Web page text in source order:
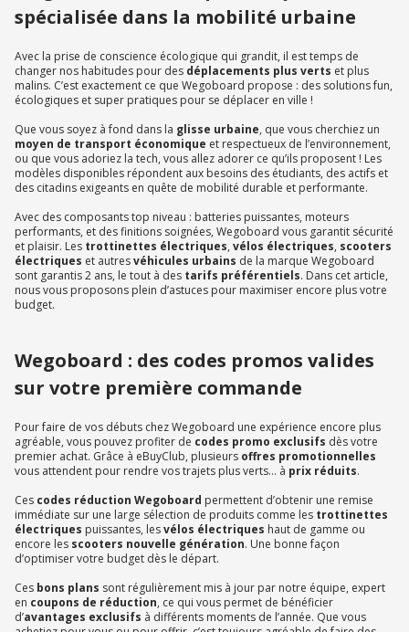
spécialisée dans la mobilité urbaine
Avec la prise de conscience écologique qui grandit, il est temps de
changer nos habitudes pour des déplacements plus verts et plus
malins. C’est exactement ce que Wegoboard propose : des solutions fun,
écologiques et super pratiques pour se déplacer en ville !
Que vous soyez à fond dans la glisse urbaine, que vous cherchiez un
moyen de transport économique et respectueux de l’environnement,
ou que vous adoriez la tech, vous allez adorer ce qu’ils proposent ! Les
modèles disponibles répondent aux besoins des étudiants, des actifs et
des citadins exigeants en quête de mobilité durable et performante.
Avec des composants top niveau : batteries puissantes, moteurs
performants, et des finitions soignées, Wegoboard vous garantit sécurité
et plaisir. Les trottinettes électriques, vélos électriques, scooters
électriques et autresvéhicules urbains de la marque Wegoboard
sont garantis 2 ans, le tout à des tarifs préférentiels. Dans cet article,
nous vous proposons plein d’astuces pour maximiser encore plus votre
budget.
Wegoboard : des codes promos valides
sur votre première commande
Pour faire de vos débuts chez Wegoboard une expérience encore plus
agréable, vous pouvez profiter de codes promo exclusifs dès votre
premier achat. Grâce à eBuyClub, plusieurs offres promotionnelles
vous attendent pour rendre vos trajets plus verts… à prix réduits.
Ces codes réduction Wegoboard permettent d’obtenir une remise
immédiate sur une large sélection de produits comme les trottinettes
électriques puissantes, lesvélos électriques haut de gamme ou
encore les scooters nouvelle génération. Une bonne façon
d’optimiser votre budget dès le départ.
Ces bons plans sont régulièrement mis à jour par notre équipe, expert
en coupons de réduction, ce qui vous permet de bénéficier
d’avantages exclusifs à différents moments de l’année. Que vous